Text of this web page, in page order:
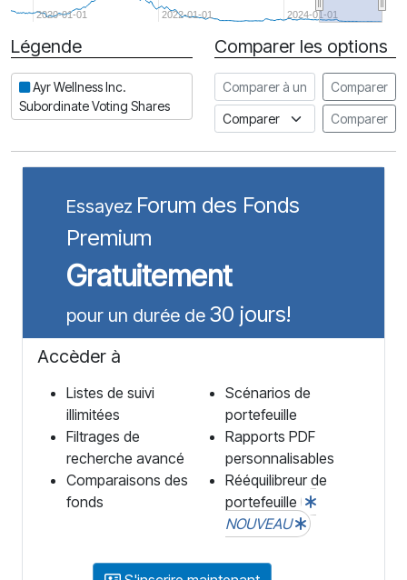
2020-01-01 2022-01-01 2024-01-01
Date
Légende
Ayr Wellness Inc.
Subordinate Voting Shares
Comparer les options
Comparer à une autre action
Comparer
Comparer à un indiceComparer
Essayez Forum des Fonds
Premium
Gratuitement
pour un durée de 30 jours!
Accèder à
Listes de suivi
illimitées
Filtrages de
recherche avancé
Comparaisons des
fonds
Scénarios de
portefeuille
Rapports PDF
personnalisables
Rééquilibreur de
portefeuille
NOUVEAU